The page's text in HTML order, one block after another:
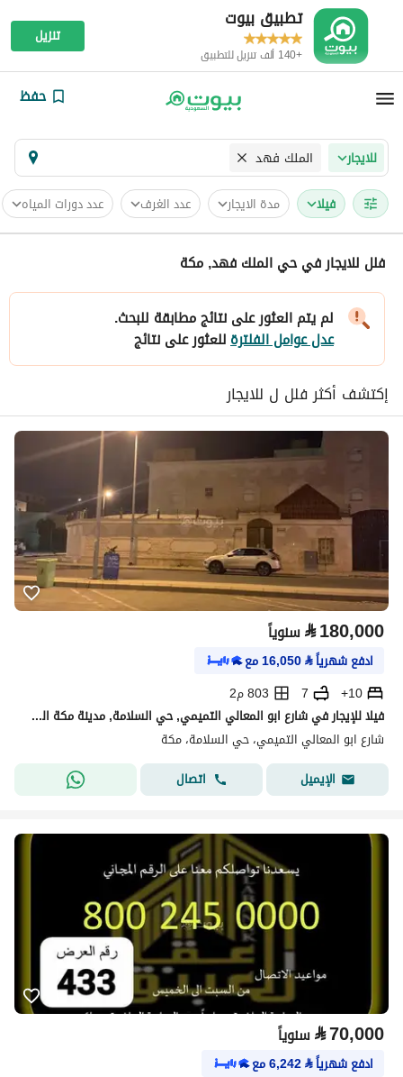
تطبيق بيوت
+140 ألف تنزيل للتطبيق
تنزيل
حفظ
للايجار الملك فهد
فیلا مدة الايجار عدد الغرف عدد دورات المياه
فلل للايجار في حي الملك فهد, مكة
لم يتم العثور على نتائج مطابقة للبحث.
عدل عوامل الفلترةللعثور على نتائج
إكتشف أكثر فلل ل للايجار
⃁180,000 سنوياً
ادفع شهرياً⃁
16,050مع
10+
7
803 م2
فيلا للإيجار في شارع ابو المعالي التميمي, حي السلامة, مدينة مكة المكرمة, منطقة مكة المكرمة
شارع ابو المعالي التميمي، حي السلامة، مكة
الإيميل
اتصال
⃁70,000 سنوياً
ادفع شهرياً⃁
6,242مع